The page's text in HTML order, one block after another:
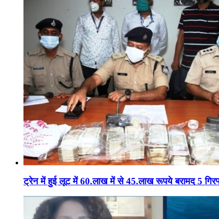
ट्रेन में हुई लूट में 60.लाख में से 45.लाख रूपये बरामद 5